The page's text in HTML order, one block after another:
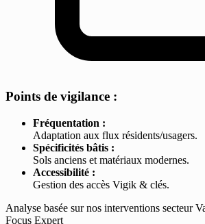
Points de vigilance :
Fréquentation :
Adaptation aux flux résidents/usagers.
Spécificités bâtis :
Sols anciens et matériaux modernes.
Accessibilité :
Gestion des accès Vigik & clés.
Analyse basée sur nos interventions secteur
Focus Expert